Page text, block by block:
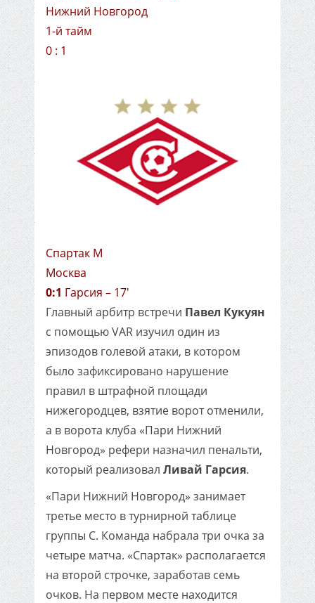
Нижний Новгород
1-й тайм
0 : 1
Спартак М
Москва
0:1 Гарсия – 17'
Главный арбитр встречи Павел Кукуян
с помощью VAR изучил один из
эпизодов голевой атаки, в котором
было зафиксировано нарушение
правил в штрафной площади
нижегородцев, взятие ворот отменили,
а в ворота клуба «Пари Нижний
Новгород» рефери назначил пенальти,
который реализовал Ливай Гарсия.
«Пари Нижний Новгород» занимает
третье место в турнирной таблице
группы С. Команда набрала три очка за
четыре матча. «Спартак» располагается
на второй строчке, заработав семь
очков. На первом месте находится